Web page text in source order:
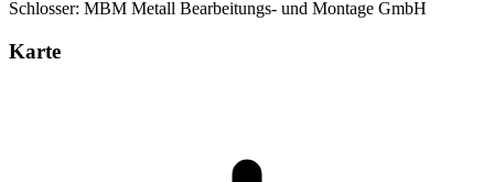
Schlosser: MBM Metall Bearbeitungs- und Montage GmbH
Karte